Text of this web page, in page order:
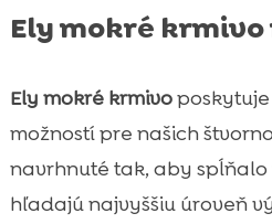
Ely mokré
Ely mokré krmivo
možností pre našich
navrhnuté tak, aby
hľadajú najvyššiu úroveň